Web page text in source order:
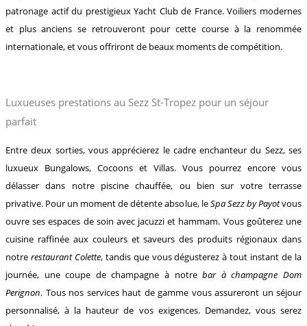
patronage actif du prestigieux Yacht Club de France. Voiliers modernes
et plus anciens se retrouveront pour cette course à la renommée
internationale, et vous offriront de beaux moments de compétition.
Luxueuses prestations au Sezz St-Tropez pour un séjour
parfait
Entre deux sorties, vous apprécierez le cadre enchanteur du Sezz, ses
luxueux Bungalows, Cocoons et Villas. Vous pourrez encore vous
délasser dans notre piscine chauffée, ou bien sur votre terrasse
privative. Pour un moment de détente absolue, leSpa Sezz by Payotvous
ouvre ses espaces de soin avec jacuzzi et hammam. Vous goûterez une
cuisine raffinée aux couleurs et saveurs des produits régionaux dans
notre restaurant Colette, tandis que vous dégusterez à tout instant de la
journée, une coupe de champagne à notrebar à champagne Dom
Perignon. Tous nos services haut de gamme vous assureront un séjour
personnalisé, à la hauteur de vos exigences. Demandez, vous serez